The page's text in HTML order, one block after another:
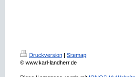
Druckversion | Sitemap
© www.karl-landherr.de